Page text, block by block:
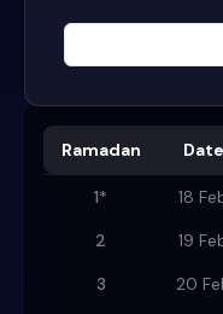
Ramadan Date
1* 18
2
19
3
20